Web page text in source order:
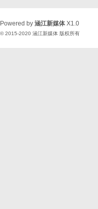
Powered by 涵江新媒体 X1.0
© 2015-2020 涵江新媒体 版权所有